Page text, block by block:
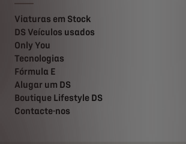
Viaturas em Stock
DS Veículos usados
Only You
Tecnologias
Fórmula E
Alugar um DS
Boutique Lifestyle DS
Contacte-nos